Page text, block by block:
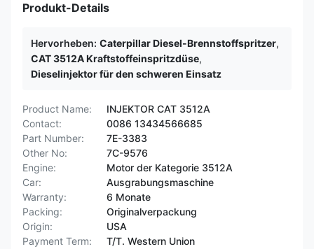
Produkt-Details
Hervorheben: Caterpillar Diesel-Brennstoffspritzer,
CAT 3512A Kraftstoffeinspritzdüse,
Dieselinjektor für den schweren Einsatz
Product Name:
INJEKTOR CAT 3512A
Contact:
0086 13434566685
Part Number:
7E-3383
Other No:
7C-9576
Engine:
Motor der Kategorie 3512A
Car:
Ausgrabungsmaschine
Warranty:
6 Monate
Packing:
Originalverpackung
Origin:
USA
Payment Term:
T/T. Western Union